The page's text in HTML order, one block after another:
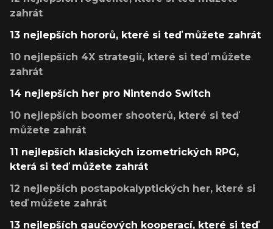
zahrát
13 nejlepších hororů, které si teď můžete zahrát
10 nejlepších 4X strategií, které si teď můžete
zahrát
14 nejlepších her pro Nintendo Switch
10 nejlepších boomer shooterů, které si teď
můžete zahrát
11 nejlepších klasických izometrických RPG,
která si teď můžete zahrát
12 nejlepších postapokalyptických her, které si
teď můžete zahrát
13 nejlepších gaučových kooperací, které si teď